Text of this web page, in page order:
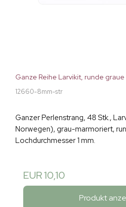
Ganze Reihe Larvikit, runde
12660-8mm-str
Ganzer Perlenstrang, 48 Stk.,
Norwegen), grau-marmoriert,
Lochdurchmesser 1 mm.
EUR 10,10
Produkt